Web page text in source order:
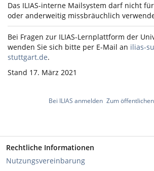
Das ILIAS-interne Mailsystem darf nicht
oder anderweitig missbräuchlich
Bei Fragen zur ILIAS-Lernplattform der
wenden Sie sich bitte per E-Mail an ilias-
stuttgart.de.
Stand 17. März 2021
Bei ILIAS anmelden Zum
Rechtliche Informationen
Nutzungsvereinbarung